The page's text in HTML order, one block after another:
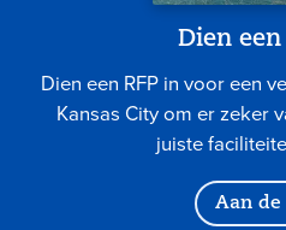
Dien een
Dien een RFP in voor een
Kansas City om er zeker
juiste
Aan de